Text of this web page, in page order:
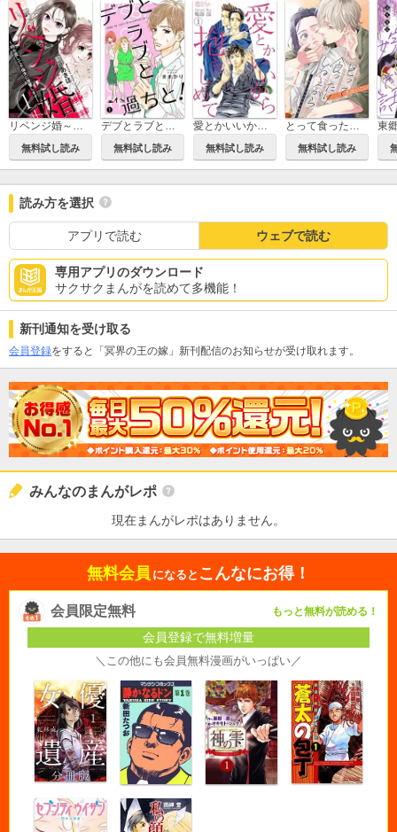
リベンジ婚～時を戻して不倫夫に復讐します～
無料試し読み
デブとラブと過ちと！
無料試し読み
愛とかいいから抱きしめて
無料試し読み
とって食ったりしねぇから～元ヤンくんとの恋事情～
無料試し読み
読み方を選択
アプリで読む ウェブで読む
専用アプリのダウンロード
サクサクまんがを読めて多機能！
新刊通知を受け取る
会員登録をすると「冥界の王の嫁」新刊配信のお知らせが受け取れます。
みんなのまんがレポ
現在まんがレポはありません。
無料会員 になると こんなにお得！
会員限定無料 もっと無料が読める！
会員登録で無料増量
＼この他にも会員無料漫画がいっぱい／